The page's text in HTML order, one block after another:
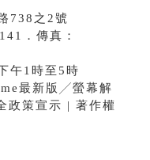
738之2號
．傳真：
午1時至5時
最新版╱螢幕解
政策宣示 | 著作權